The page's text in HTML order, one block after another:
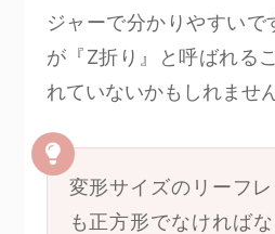
ジャーで分かりやすいで
が『Z折り』と呼ばれる
れていないかもしれません
変形サイズのリーフ
も正方形でなければ